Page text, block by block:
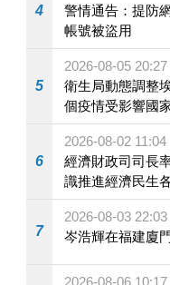
4
警情通告：提防
帳號被盜用
5
2026-08-05 20:27
衛生局動態調整
個疫情受影響國
施
6
2026-08-02 11:04
經濟財政司司長
識推進經濟民生
7
2026-08-03 22:03
岑浩輝在福建廈
2026-08-06 10:17